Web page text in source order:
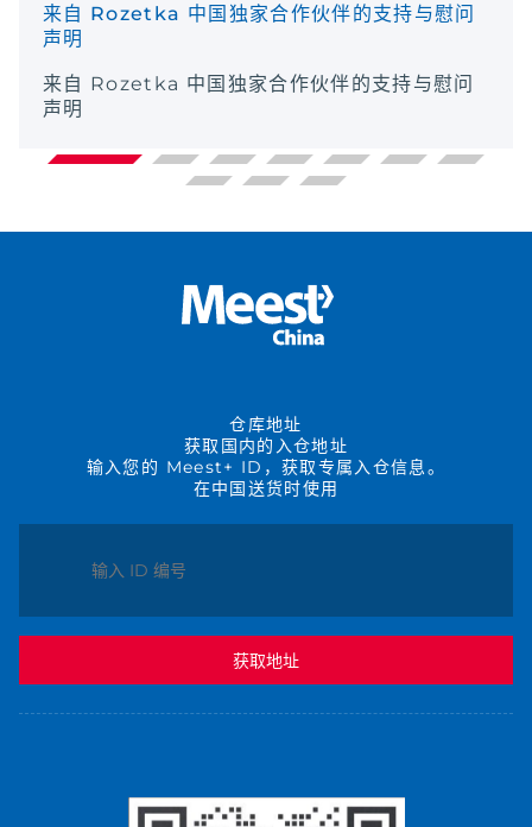
来自 Rozetka 中国独家合作伙伴的支持与慰问
声明
来自 Rozetka 中国独家合作伙伴的支持与慰问
声明
仓库地址
获取国内的入仓地址
输入您的 Meest+ ID，获取专属入仓信息。
在中国送货时使用
获取地址